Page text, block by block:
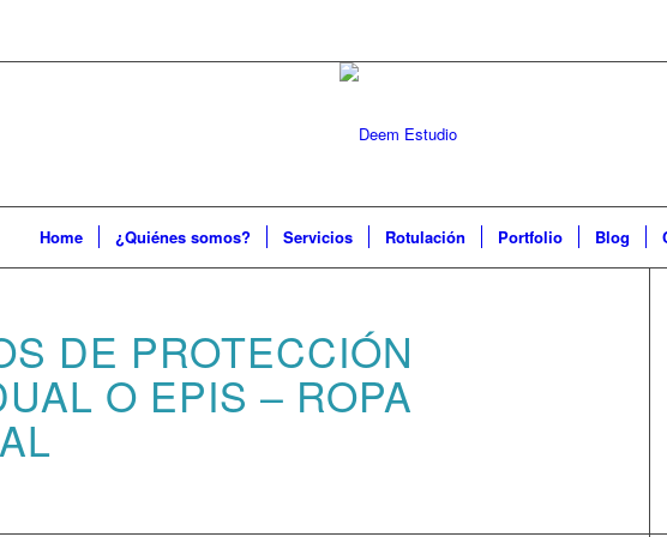
Home ¿Quiénes somos? Servicios Rotulación Portfolio Blog
DE PROTECCIÓN
O EPIS – ROPA